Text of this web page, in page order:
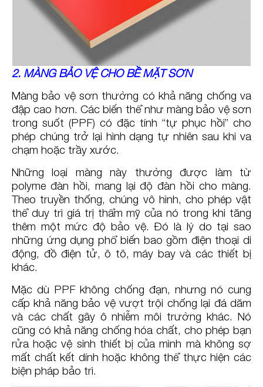
2. MÀNG BẢO VỆ CHO BỀ MẶT SƠN
Màng bảo vệ sơn thường có khả năng chống va
đập cao hơn. Các biến thể như màng bảo vệ sơn
trong suốt (PPF) có đặc tính “tự phục hồi” cho
phép chúng trở lại hình dạng tự nhiên sau khi va
chạm hoặc trầy xước.
Những loại màng này thường được làm từ
polyme đàn hồi, mang lại độ đàn hồi cho màng.
Theo truyền thống, chúng vô hình, cho phép vật
thể duy trì giá trị thẩm mỹ của nó trong khi tăng
thêm một mức độ bảo vệ. Đó là lý do tại sao
những ứng dụng phổ biến bao gồm điện thoại di
động, đồ điện tử, ô tô, máy bay và các thiết bị
khác.
Mặc dù PPF không chống đạn, nhưng nó cung
cấp khả năng bảo vệ vượt trội chống lại đá dăm
và các chất gây ô nhiễm môi trường khác. Nó
cũng có khả năng chống hóa chất, cho phép bạn
rửa hoặc vệ sinh thiết bị của mình mà không sợ
mất chất kết dính hoặc không thể thực hiện các
biện pháp bảo trì.